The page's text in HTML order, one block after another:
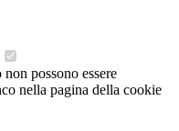
possono essere
nella pagina della cookie